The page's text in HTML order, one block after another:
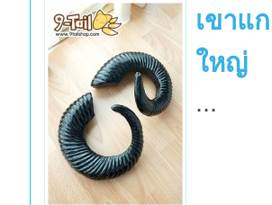
เขาแ
ใหญ่
...